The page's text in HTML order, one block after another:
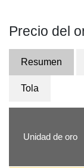
Precio del
Resumen
Tola
Unidad de oro